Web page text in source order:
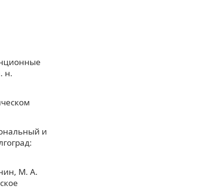
н.
и
М. А.